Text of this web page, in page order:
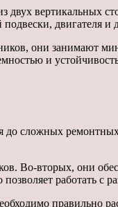
вертикальных
двигателя и
они занимают
и
до сложных
Во-вторых, они
работать с
правильно